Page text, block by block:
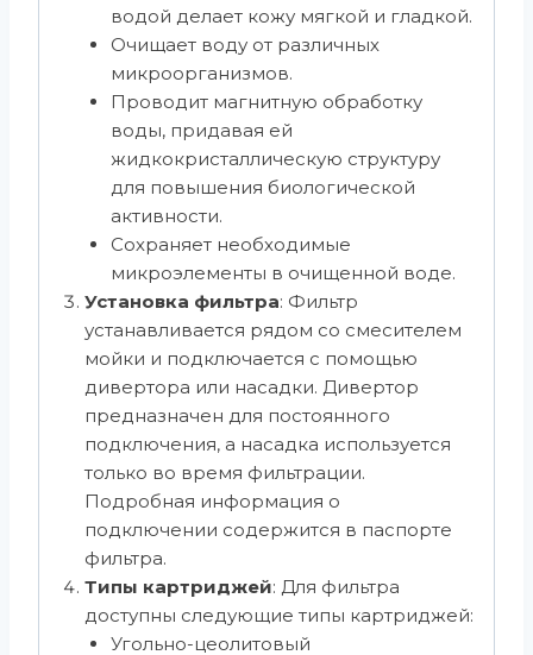
водой делает кожу мягкой и гладкой.
Очищает воду от различных
микроорганизмов.
Проводит магнитную обработку
воды, придавая ей
жидкокристаллическую структуру
для повышения биологической
активности.
Сохраняет необходимые
микроэлементы в очищенной воде.
Установка фильтра: Фильтр
устанавливается рядом со смесителем
мойки и подключается с помощью
дивертора или насадки. Дивертор
предназначен для постоянного
подключения, а насадка используется
только во время фильтрации.
Подробная информация о
подключении содержится в паспорте
фильтра.
Типы картриджей: Для фильтра
доступны следующие типы картриджей:
Угольно-цеолитовый